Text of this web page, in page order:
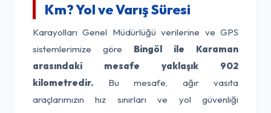
Km? Yol ve Varış Süresi
Karayolları Genel Müdürlüğü verilerine ve GPS
sistemlerimize göre Bingöl ile Karaman
arasındaki mesafe yaklaşık 902
kilometredir. Bu mesafe, ağır vasıta
araçlarımızın hız sınırları ve yol güvenliği